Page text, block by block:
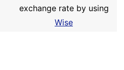
exchange rate by using
Wise